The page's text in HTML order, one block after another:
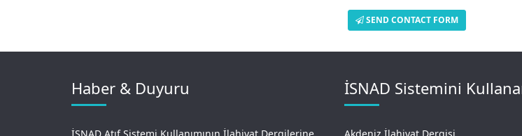
SEND CONTACT FORM
Haber & Duyuru İSNAD Sistemini